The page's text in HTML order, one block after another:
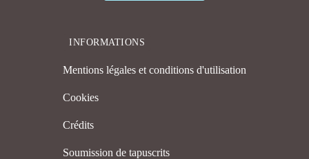
INFORMATIONS
Mentions légales et conditions d'utilisation
Cookies
Crédits
Soumission de tapuscrits